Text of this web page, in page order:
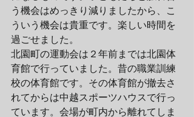
う機会はめっきり減りましたから、こ
ういう機会は貴重です。楽しい時間を
過ごせました。
北園町の運動会は２年前までは北園体
育館で行っていました。昔の職業訓練
校の体育館です。その体育館が撤去さ
れてからは中越スポーツハウスで行っ
ています。会場が町内から離れてしま